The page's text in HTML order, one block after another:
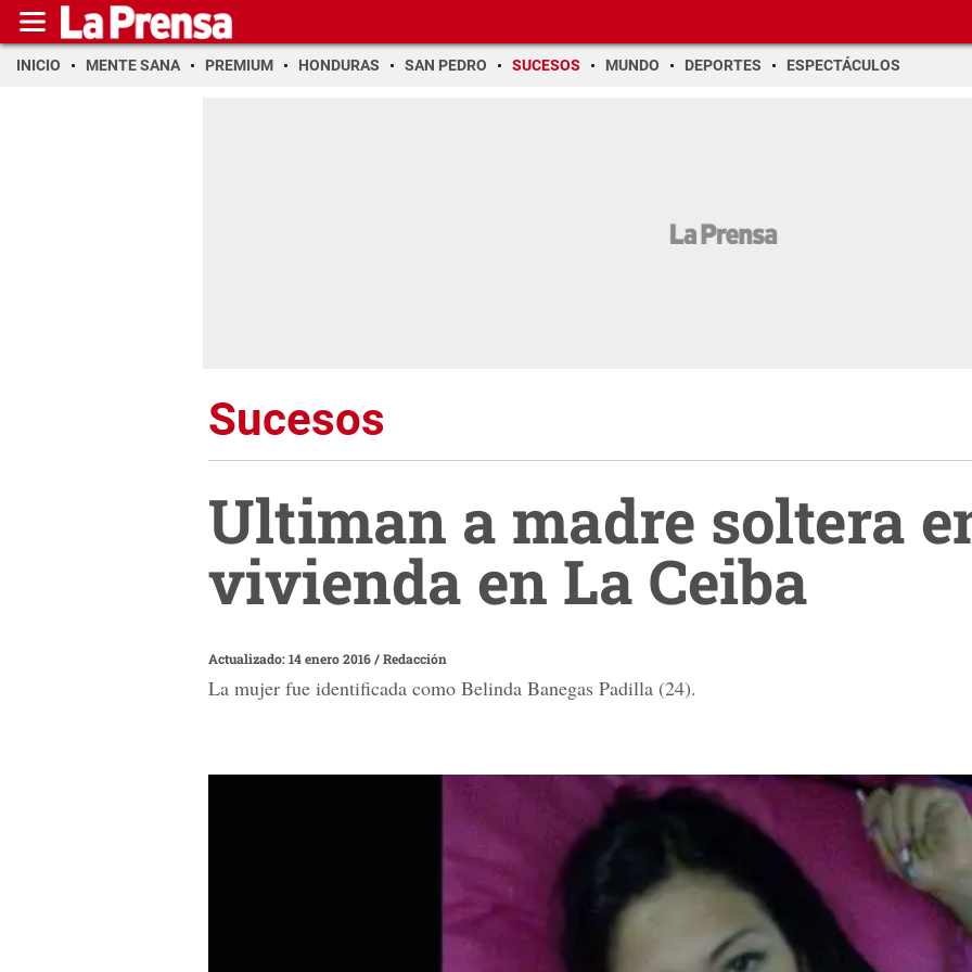
INICIO MENTE SANA PREMIUM HONDURAS SAN PEDRO SUCESOS MUNDO DEPORTES ESPECTÁCULOS
Sucesos
Ultiman a madre soltera
vivienda en La Ceiba
Actualizado: 14 enero 2016/Redacción
La mujer fue identificada como Belinda Banegas Padilla (24).